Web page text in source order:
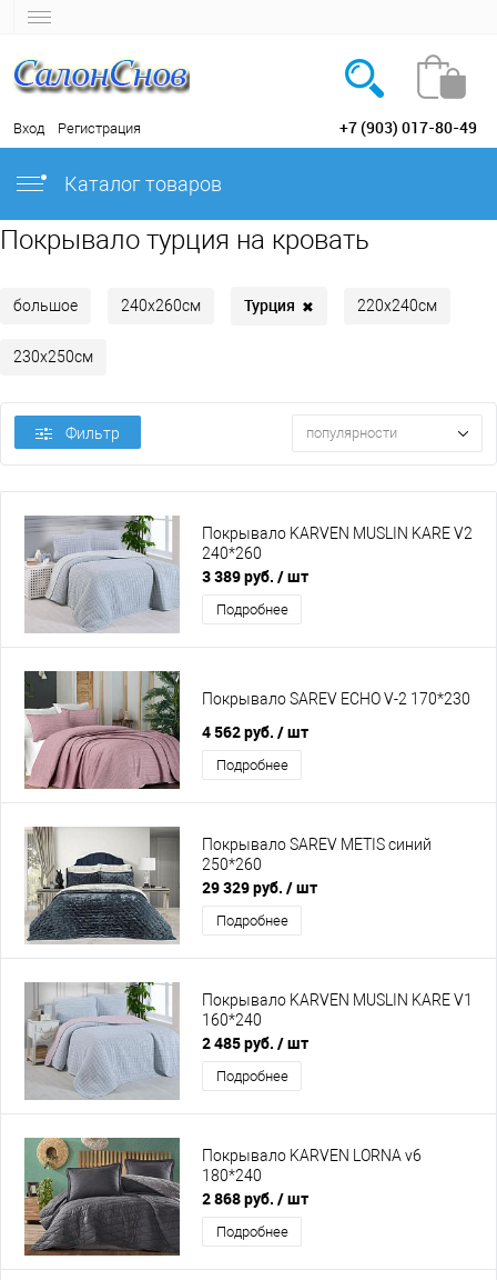
Вход Регистрация +7 (903) 017-80-49
Каталог товаров
Покрывало турция на кровать
большое 240х260см Турция ✖ 220х240см
230х250см
Фильтр популярности
Покрывало KARVEN MUSLIN KARE V2
240*260
3 389 руб. / шт
Подробнее
Покрывало SAREV ECHO V-2 170*230
4 562 руб. / шт
Подробнее
Покрывало SAREV METIS синий
250*260
29 329 руб. / шт
Подробнее
Покрывало KARVEN MUSLIN KARE V1
160*240
2 485 руб. / шт
Подробнее
Покрывало KARVEN LORNA v6
180*240
2 868 руб. / шт
Подробнее